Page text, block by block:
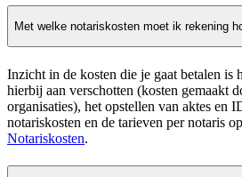
Met welke notariskosten moet ik rekening
Inzicht in de kosten die je gaat betalen is
hierbij aan verschotten (kosten gemaakt
organisaties), het opstellen van aktes en
notariskosten en de tarieven per notaris
Notariskosten.